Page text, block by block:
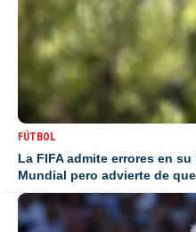
FÚTBOL
La FIFA admite errores en
Mundial pero advierte de